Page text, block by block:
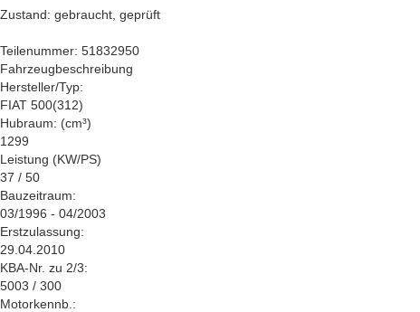
Zustand: gebraucht, geprüft
Teilenummer: 51832950
Fahrzeugbeschreibung
Hersteller/Typ:
FIAT 500(312)
Hubraum: (cm³)
1299
Leistung (KW/PS)
37 / 50
Bauzeitraum:
03/1996 - 04/2003
Erstzulassung:
29.04.2010
KBA-Nr. zu 2/3:
5003 / 300
Motorkennb.: